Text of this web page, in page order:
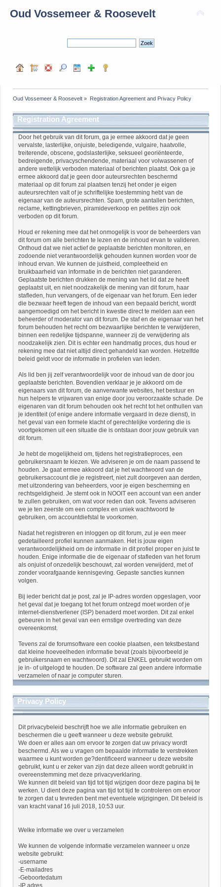
Oud Vossemeer & Roosevelt
Oud Vossemeer & Roosevelt » Registration Agreement and Privacy Policy
Registration Agreement
Door het gebruik van dit forum, ga je ermee akkoord dat je geen
vervalste, lasterlijke, onjuiste, beledigende, vulgaire, haatvolle,
treiterende, obscene, godslasterlijke, seksueel georiënteerde,
bedreigende, privacyschendende, materiaal voor volwassenen of
andere wettelijk verboden materiaal of berichten plaatst. Ook ga je
ermee akkoord dat je geen door auteursrechten beschermd
materiaal op dit forum zal plaatsen tenzij het onder je eigen
auteursrechten valt of je schriftelijke toestemming hebt van de
eigenaar van de auteursrechten. Spam, grote aantallen berichten,
reclame, kettingbrieven, piramideverkoop en petities zijn ook
verboden op dit forum.
Houd er rekening mee dat het onmogelijk is voor de beheerders van
dit forum om alle berichten te lezen en de inhoud ervan te valideren.
Onthoud dat we niet actief de geplaatste berichten monitoren, en
zodoende niet verantwoordelijk gehouden kunnen worden voor de
inhoud ervan. We kunnen de juistheid, compleetheid en
bruikbaarheid van informatie in de berichten niet garanderen.
Geplaatste berichten drukken de mening van het lid dat ze heeft
geplaatst uit, en niet noodzakelijk de mening van dit forum, haar
stafleden, hun vervangers, of de eigenaar van het forum. Een ieder
die bezwaar heeft tegen de inhoud van een bepaald bericht, wordt
aangemoedigd om het bericht in kwestie direct te melden aan een
beheerder of moderator van dit forum. De staf en de eigenaar van het
forum behouden het recht om bezwaarlijke berichten te verwijderen,
binnen een redelijke tijdspanne, wanneer zij de verwijdering als
noodzakelijk zien. Dit is echter een handmatig proces, dus houd er
rekening mee dat niet altijd direct gehandeld kan worden. Hetzelfde
beleid geldt voor de informatie in profielen van leden.
Als lid ben jij zelf verantwoordelijk voor de inhoud van de door jou
geplaatste berichten. Bovendien verklaar je je akkoord om de
eigenaars van dit forum, de aanverwante websites, het bestuur en
hun helpers te vrijwaren van enige door jou veroorzaakte schade. De
eigenaren van dit forum behouden ook het recht tot het onthullen van
je identiteit (of enige andere informatie vergaard in deze dienst), in
het geval van een formele klacht of gerechtelijke vordering die is
voortgekomen uit een situatie die is ontstaan door jouw gebruik van
dit forum.
Je hebt de mogelijkheid om, tijdens het registratieproces, een
gebruikersnaam te kiezen. We adviseren je om de naam passend te
houden. Je gaat ermee akkoord dat je het wachtwoord van de
gebruikersaccount die je registreert, niet zult doorgeven aan derden,
met uitzondering van beheerders, voor je eigen bescherming en
rechtsgeldigheid. Je stemt ook in NOOIT een account van een ander
te zullen gebruiken, om wat voor reden dan ook. Tevens adviseren
we je ten zeerste om een complex en uniek wachtwoord te
gebruiken, om accountdiefstal te voorkomen.
Nadat het registreren en inloggen op dit forum, zul je een meer
gedetailleerd profiel kunnen aanmaken. Het is jouw eigen
verantwoordelijkheid om de informatie in dit profiel proper en juist te
houden. Enige informatie die de eigenaar of stafleden van het forum
als onjuist of onzedelijk beschouwt, zal worden verwijderd, met of
zonder voorafgaande kennisgeving. Gepaste sancties kunnen
volgen.
Bij ieder bericht dat je post, zal je IP-adres worden opgeslagen, voor
het geval dat je toegang tot het forum ontzegd moet worden of je
internet-dienstverlener (ISP) benaderd moet worden. Dit zal enkel
gebeuren in het geval van een ernstige overtreding van deze
overeenkomst.
Tevens zal de forumsoftware een cookie plaatsen, een tekstbestand
dat kleine hoeveelheden informatie bevat (zoals bijvoorbeeld je
gebruikersnaam en wachtwoord). Dit zal ENKEL gebruikt worden om
je in- of uitgelogd te houden. De software zal geen andere informatie
verzamelen of naar je computer sturen.
Privacy Policy
Dit privacybeleid beschrijft hoe we alle informatie gebruiken en
beschermen die u geeft wanneer u deze website gebruikt.
We doen er alles aan om ervoor te zorgen dat uw privacy wordt
beschermd. Als we u vragen om bepaalde informatie te verstrekken
waarmee u kunt worden ge?dentificeerd wanneer u deze website
gebruikt, kunt u er zeker van zijn dat deze alleen wordt gebruikt in
overeenstemming met deze privacyverklaring.
We kunnen dit beleid van tijd tot tijd wijzigen door deze pagina bij te
werken. U dient deze pagina van tijd tot tijd te controleren om ervoor
te zorgen dat u tevreden bent met eventuele wijzigingen. Dit beleid is
van kracht vanaf 16 juli 2018, 10:53 uur.
Welke informatie we over u verzamelen
We kunnen de volgende informatie verzamelen wanneer u onze
website gebruikt:
-username
-E-mailadres
-Geboortedatum
-IP adres